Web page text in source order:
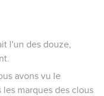
l'un des douze,
avons vu le
marques des clous